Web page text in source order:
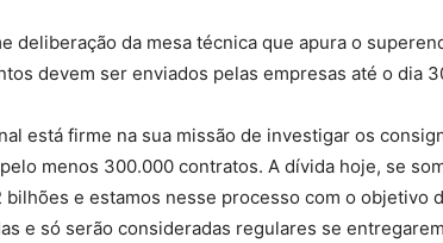
deliberação da mesa técnica que apura o
devem ser enviados pelas empresas até o dia
está firme na sua missão de investigar os
menos 300.000 contratos. A dívida hoje, se
bilhões e estamos nesse processo com o objetivo
e só serão consideradas regulares se